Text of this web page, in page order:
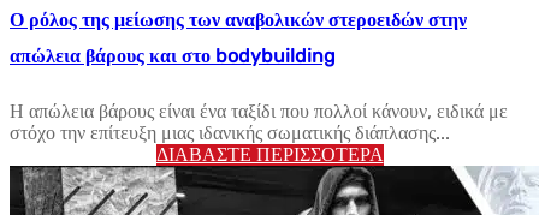
Ο ρόλος της μείωσης των αναβολικών στεροειδών στην
απώλεια βάρους και στο bodybuilding
Η απώλεια βάρους είναι ένα ταξίδι που πολλοί κάνουν, ειδικά με
στόχο την επίτευξη μιας ιδανικής σωματικής διάπλασης...
ΔΙΑΒΆΣΤΕ ΠΕΡΙΣΣΌΤΕΡΑ